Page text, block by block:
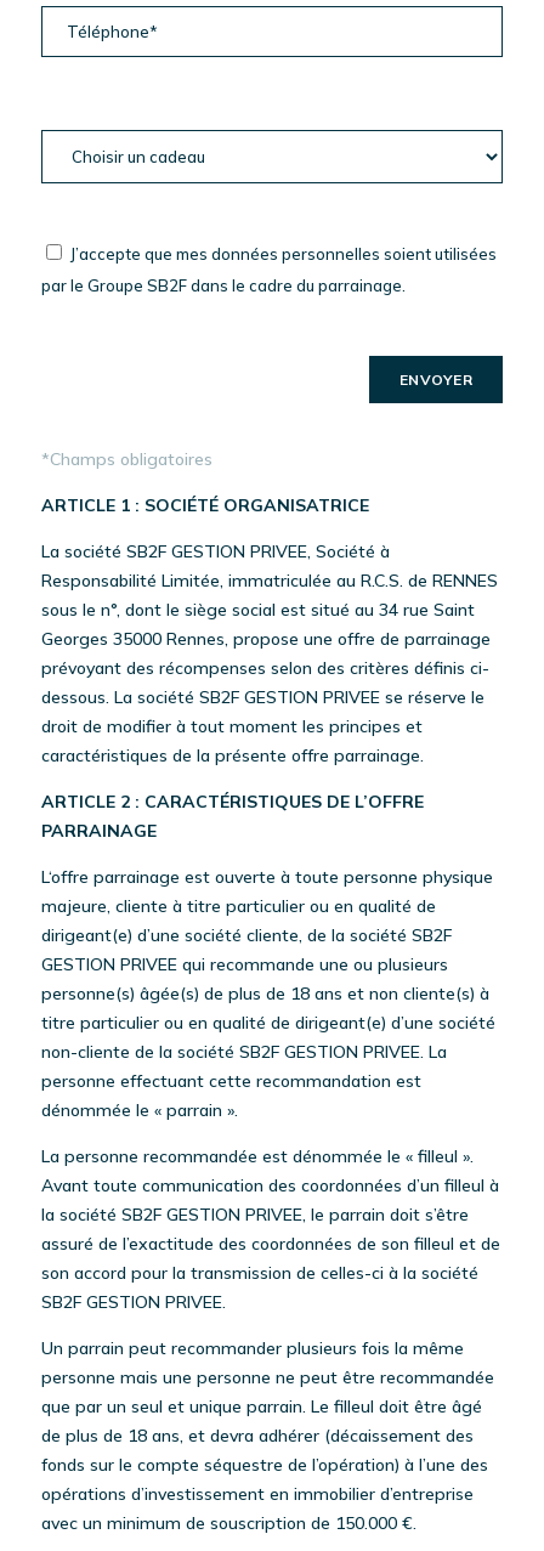
J’accepte que mes données personnelles soient utilisées
par le Groupe SB2F dans le cadre du parrainage.
*Champs obligatoires
ARTICLE 1 : SOCIÉTÉ ORGANISATRICE
La société SB2F GESTION PRIVEE, Société à
Responsabilité Limitée, immatriculée au R.C.S. de RENNES
sous le n°, dont le siège social est situé au 34 rue Saint
Georges 35000 Rennes, propose une offre de parrainage
prévoyant des récompenses selon des critères définis ci-
dessous. La société SB2F GESTION PRIVEE se réserve le
droit de modifier à tout moment les principes et
caractéristiques de la présente offre parrainage.
ARTICLE 2 : CARACTÉRISTIQUES DE L’OFFRE
PARRAINAGE
L‘offre parrainage est ouverte à toute personne physique
majeure, cliente à titre particulier ou en qualité de
dirigeant(e) d’une société cliente, de la société SB2F
GESTION PRIVEE qui recommande une ou plusieurs
personne(s) âgée(s) de plus de 18 ans et non cliente(s) à
titre particulier ou en qualité de dirigeant(e) d’une société
non-cliente de la société SB2F GESTION PRIVEE. La
personne effectuant cette recommandation est
dénommée le « parrain ».
La personne recommandée est dénommée le « filleul ».
Avant toute communication des coordonnées d’un filleul à
la société SB2F GESTION PRIVEE, le parrain doit s’être
assuré de l’exactitude des coordonnées de son filleul et de
son accord pour la transmission de celles-ci à la société
SB2F GESTION PRIVEE.
Un parrain peut recommander plusieurs fois la même
personne mais une personne ne peut être recommandée
que par un seul et unique parrain. Le filleul doit être âgé
de plus de 18 ans, et devra adhérer (décaissement des
fonds sur le compte séquestre de l’opération) à l’une des
opérations d’investissement en immobilier d’entreprise
avec un minimum de souscription de 150.000 €.